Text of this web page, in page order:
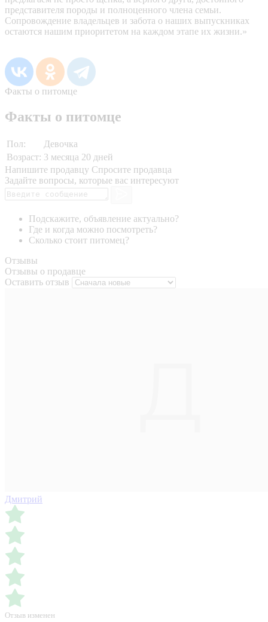
представителя породы и полноценного члена семьи.
Сопровождение владельцев и забота о наших выпускниках
остаются нашим приоритетом на каждом этапе их жизни.»
Факты о питомце
Факты о питомце
Пол:
Девочка
Возраст: 3 месяца 20 дней
Напишите продавцу Спросите продавца
Задайте вопросы, которые вас интересуют
Подскажите, объявление актуально?
Где и когда можно посмотреть?
Сколько стоит питомец?
Отзывы
Отзывы о продавце
Оставить отзыв
Дмитрий
Отзыв изменен